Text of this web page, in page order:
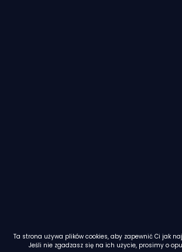
Ta strona używa plików cookies, aby zapewnić Ci jak
Jeśli nie zgadzasz się na ich użycie, prosimy o